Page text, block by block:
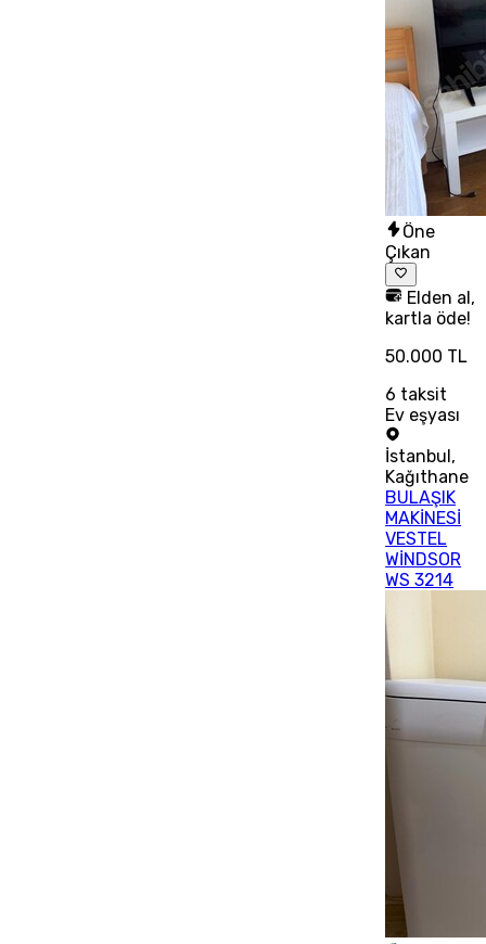
Öne
Çıkan
Elden al,
kartla öde!
50.000 TL
6 taksit
Ev eşyası
İstanbul ,
Kağıthane
BULAŞIK
MAKİNESİ
VESTEL
WİNDSOR
WS 3214